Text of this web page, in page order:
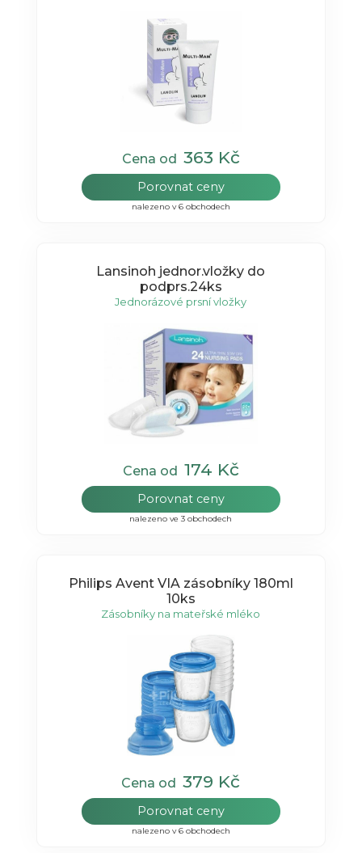
Cena od 363 Kč
Porovnat ceny
nalezeno v 6 obchodech
Lansinoh jednor.vložky do
podprs.24ks
Jednorázové prsní vložky
Cena od 174 Kč
Porovnat ceny
nalezeno ve 3 obchodech
Philips Avent VIA zásobníky 180ml
10ks
Zásobníky na mateřské mléko
Cena od379 Kč
Porovnat ceny
nalezeno v 6 obchodech